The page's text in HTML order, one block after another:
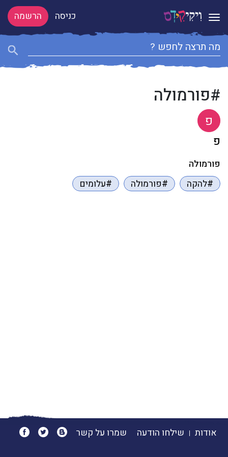
Toggle navigation כניסה הרשמה
#פורמולה
פ
פ
פורמולה
#להקה
#פורמולה #עלומים
אודות שילחו הודעה שמרו על קשר